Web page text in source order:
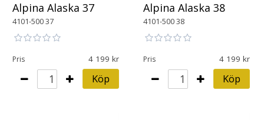
Alpina Alaska 37
4101-500 37
Pris 4 199
Köp
Alpina Alaska 38
4101-500 38
Pris 4 199
Köp